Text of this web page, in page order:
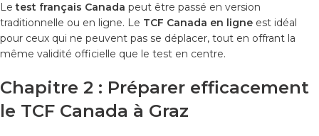
Letest français Canada peut être passé en version
traditionnelle ou en ligne. Le TCF Canada en ligne est idéal
pour ceux qui ne peuvent pas se déplacer, tout en offrant la
même validité officielle que le test en centre.
Chapitre 2 : Préparer efficacement
le TCF Canada à Graz